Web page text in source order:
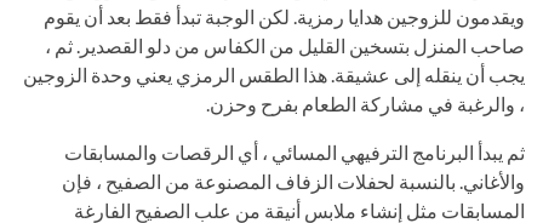
ويقدمون للزوجين هدايا رمزية. لكن الوجبة تبدأ فقط بعد أن يقوم
صاحب المنزل بتسخين القليل من الكفاس من دلو القصدير. ثم ،
يجب أن ينقله إلى عشيقة. هذا الطقس الرمزي يعني وحدة الزوجين
، والرغبة في مشاركة الطعام بفرح وحزن.
ثم يبدأ البرنامج الترفيهي المسائي ، أي الرقصات والمسابقات
والأغاني. بالنسبة لحفلات الزفاف المصنوعة من الصفيح ، فإن
المسابقات مثل إنشاء ملابس أنيقة من علب الصفيح الفارغة